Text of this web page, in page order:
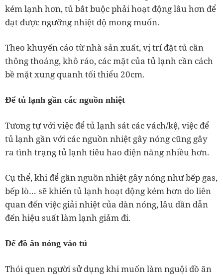
kém lạnh hơn, tủ bắt buộc phải hoạt động lâu hơn để
đạt được ngưỡng nhiệt độ mong muốn.
Theo khuyến cáo từ nhà sản xuất, vị trí đặt tủ cần
thông thoáng, khô ráo, các mặt của tủ lạnh cần cách
bề mặt xung quanh tối thiểu 20cm.
Để tủ lạnh gần các nguồn nhiệt
Tương tự với việc để tủ lạnh sát các vách/kệ, việc để
tủ lạnh gần với các nguồn nhiệt gây nóng cũng gây
ra tình trạng tủ lạnh tiêu hao điện năng nhiều hơn.
Cụ thể, khi để gần nguồn nhiệt gây nóng như bếp gas,
bếp lò… sẽ khiến tủ lạnh hoạt động kém hơn do liên
quan đến việc giải nhiệt của dàn nóng, lâu dần dẫn
đến hiệu suất làm lạnh giảm đi.
Để đồ ăn nóng vào tủ
Thói quen người sử dụng khi muốn làm nguội đồ ăn